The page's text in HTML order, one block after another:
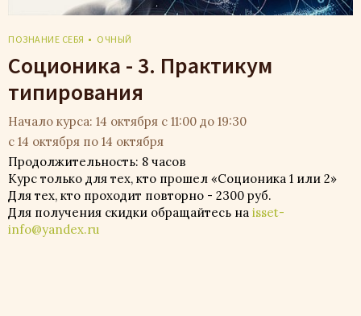
ПОЗНАНИЕ СЕБЯ ОЧНЫЙ
Соционика - 3. Практикум
типирования
Начало курса: 14 октября с 11:00 до 19:30
с 14 октября по 14 октября
Продолжительность: 8 часов
Курс только для тех, кто прошел «Соционика 1 или 2»
Для тех, кто проходит повторно - 2300 руб.
Для получения скидки обращайтесь на isset-
info@yandex.ru